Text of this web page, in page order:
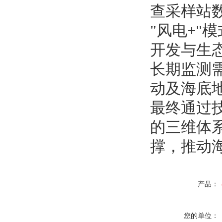
查采样站
"风电+"模
开发与生
长期监测
动及海底
最终通过
的三维体
撑，推动
产品：
您的单位：